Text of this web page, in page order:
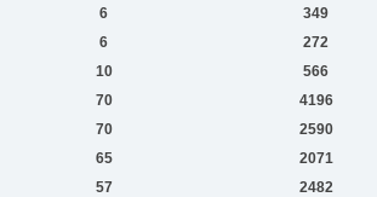
6 349
6 272
10 566
70 4196
70 2590
65 2071
57 2482